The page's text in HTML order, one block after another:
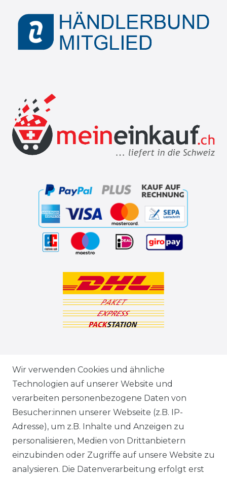
VERSANDARTEN & -KOSTEN
GEWERBETREIBENDE?
HILFE
KONTAKT
Wir verwenden Cookies und ähnliche
Technologien auf unserer Website und
verarbeiten personenbezogene Daten von
Besucher:innen unserer Webseite (z.B. IP-
Adresse), um z.B. Inhalte und Anzeigen zu
personalisieren, Medien von Drittanbietern
einzubinden oder Zugriffe auf unsere Website zu
analysieren. Die Datenverarbeitung erfolgt erst